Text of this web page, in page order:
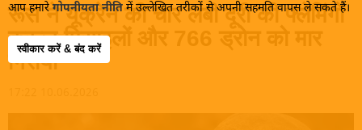
आप हमारे गोपनीयता नीति में उल्लेखित तरीकों से अपनी सहमति वापस ले सकते हैं।
स्वीकार करें & बंद करें
रूस ने यूक्रेन की चार लंबी दूरी की फ्लेमिंगो
क्रूज़ मिसाइलों और 766 ड्रोन को मार
गिराया